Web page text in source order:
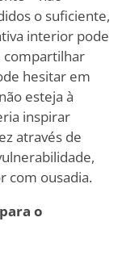
o suficiente,
interior pode
compartilhar
hesitar em
esteja à
inspirar
através de
com ousadia.
o